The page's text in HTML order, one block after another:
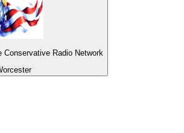
Conservative Radio Network